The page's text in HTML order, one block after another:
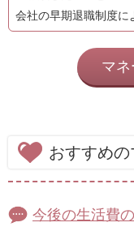
会社の早期退職制度に
マ
おすすめ
今後の生活費